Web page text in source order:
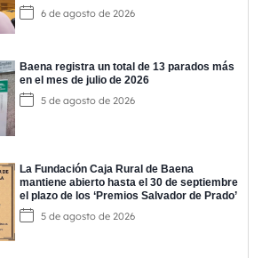
6 de agosto de 2026
Baena registra un total de 13 parados más
en el mes de julio de 2026
5 de agosto de 2026
La Fundación Caja Rural de Baena
mantiene abierto hasta el 30 de septiembre
el plazo de los ‘Premios Salvador de Prado’
5 de agosto de 2026